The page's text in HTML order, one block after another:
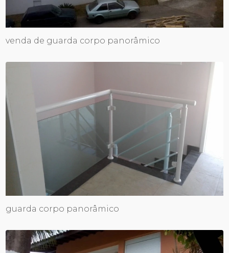
venda de guarda corpo panorâmico
guarda corpo panorâmico